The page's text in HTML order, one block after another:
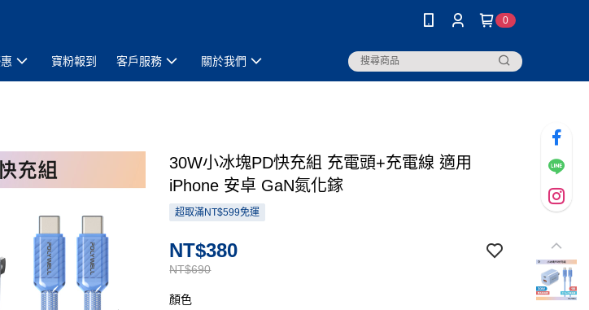
0
寶粉報到 客戶服務 關於我們
30W小冰塊PD快充組 充電頭+充電線 適用
iPhone 安卓 GaN氮化鎵
超取滿NT$599免運
NT$690
NT$380
顏色